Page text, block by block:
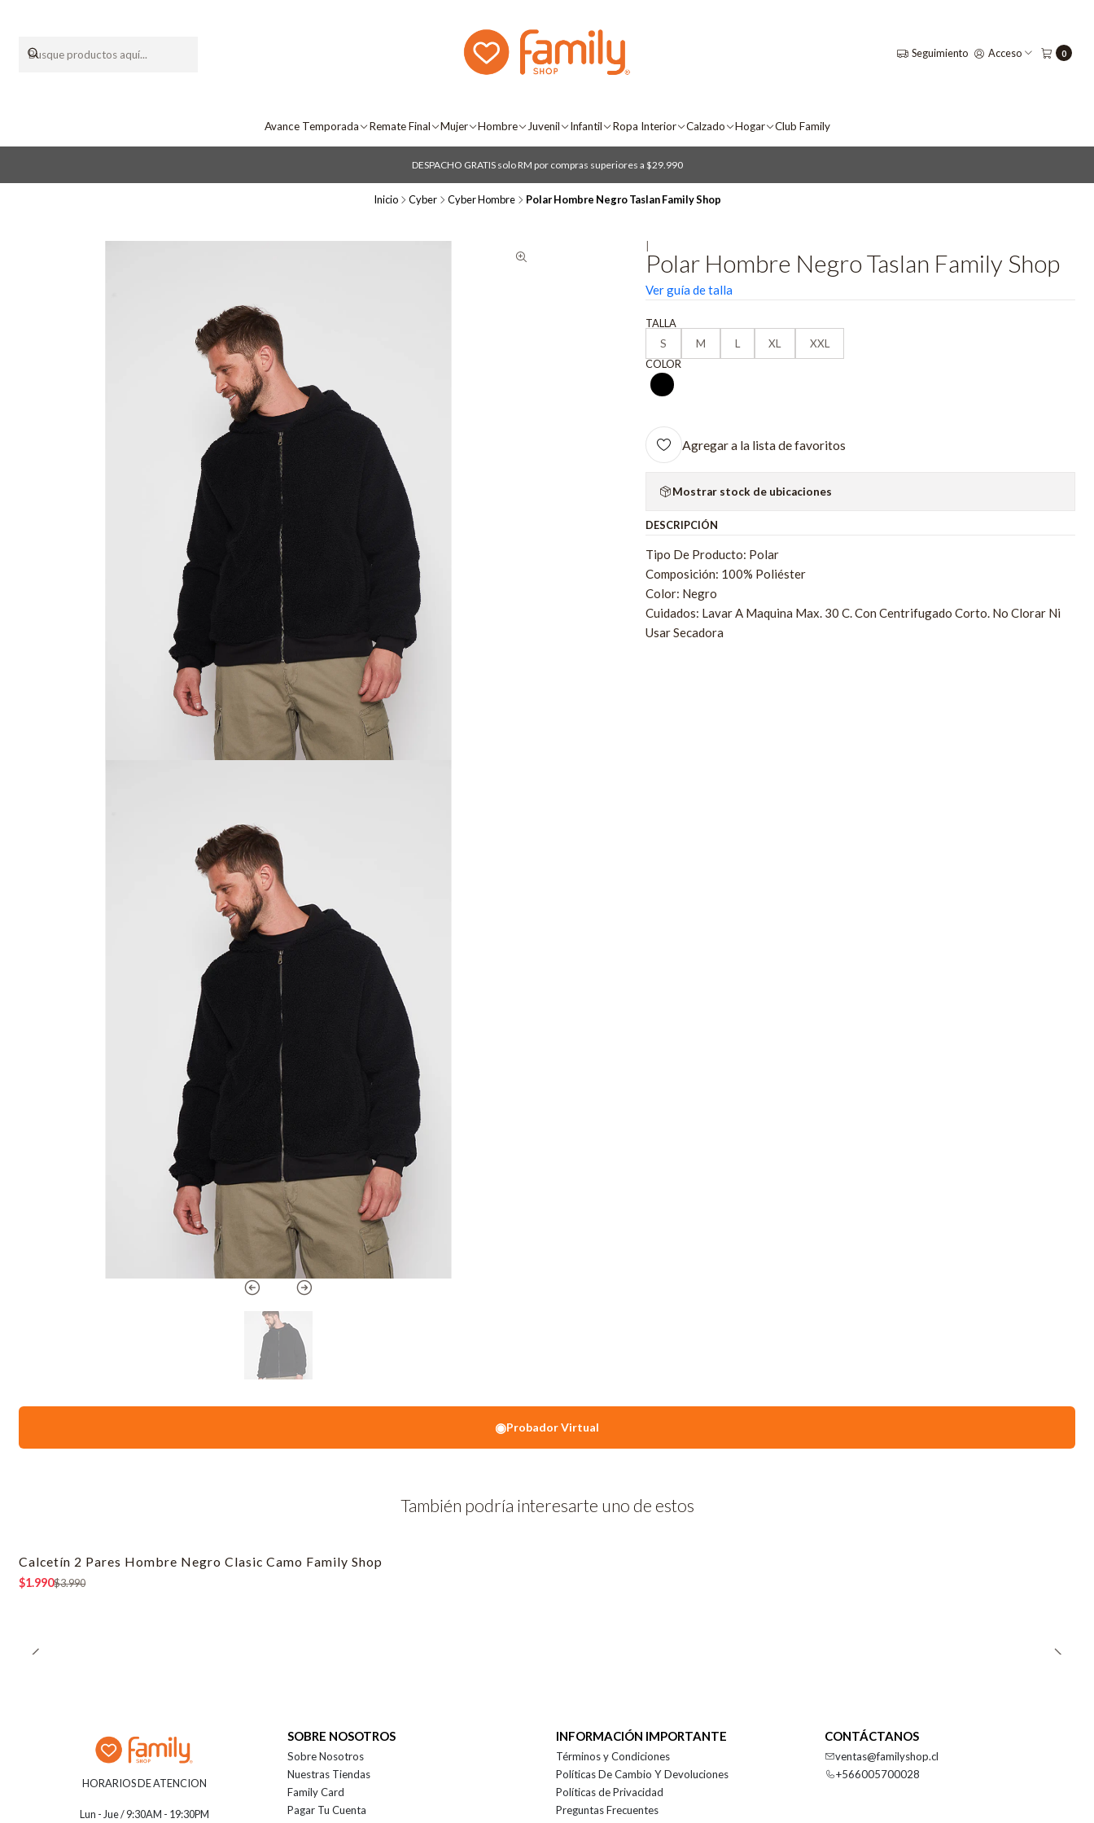
Seguimiento Acceso 0
Avance Temporada Remate Final Mujer Hombre Juvenil Infantil Ropa Interior Calzado Hogar Club Family
DESPACHO GRATIS solo RM por compras superiores a $29.990
Inicio Cyber Cyber Hombre Polar Hombre Negro Taslan Family Shop
Polar Hombre Negro Taslan Family Shop
Ver guía de talla
TALLA
S
M L XL
XXL
COLOR
Agregar a la lista de favoritos
Mostrar stock de ubicaciones
DESCRIPCIÓN
Tipo De Producto: Polar
Composición: 100% Poliéster
Color: Negro
Cuidados: Lavar A Maquina Max. 30 C. Con Centrifugado Corto. No Clorar Ni
Usar Secadora
◉Probador Virtual
También podría interesarte uno de estos
-50% OFF
Calcetín 2 Pares Hombre Negro Clasic Camo Family Shop
$1.990$3.990
HORARIOS DE ATENCION
Lun - Jue / 9:30AM - 19:30PM
SOBRE NOSOTROS
Sobre Nosotros
Nuestras Tiendas
Family Card
Pagar Tu Cuenta
INFORMACIÓN IMPORTANTE
Términos y Condiciones
Políticas De Cambio Y Devoluciones
Políticas de Privacidad
Preguntas Frecuentes
CONTÁCTANOS
ventas@familyshop.cl
+566005700028